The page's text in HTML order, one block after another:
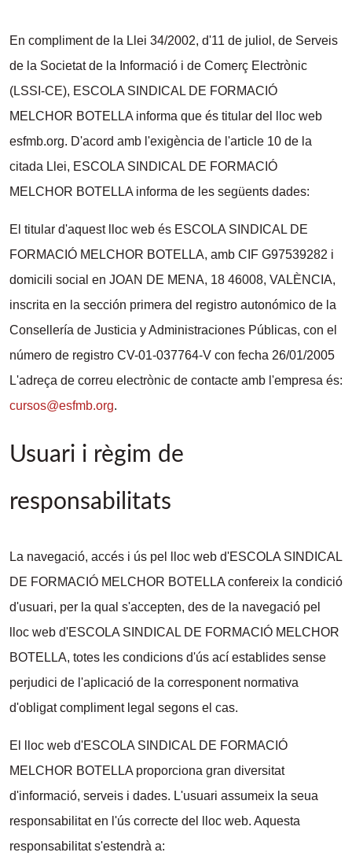
En compliment de la Llei 34/2002, d'11 de juliol, de Serveis
de la Societat de la Informació i de Comerç Electrònic
(LSSI-CE), ESCOLA SINDICAL DE FORMACIÓ
MELCHOR BOTELLA informa que és titular del lloc web
esfmb.org. D'acord amb l'exigència de l'article 10 de la
citada Llei, ESCOLA SINDICAL DE FORMACIÓ
MELCHOR BOTELLA informa de les següents dades:
El titular d'aquest lloc web és ESCOLA SINDICAL DE
FORMACIÓ MELCHOR BOTELLA, amb CIF G97539282 i
domicili social en JOAN DE MENA, 18 46008, VALÈNCIA,
inscrita en la sección primera del registro autonómico de la
Consellería de Justicia y Administraciones Públicas, con el
número de registro CV-01-037764-V con fecha 26/01/2005
L'adreça de correu electrònic de contacte amb l'empresa és:
cursos@esfmb.org.
Usuari i règim de
responsabilitats
La navegació, accés i ús pel lloc web d'ESCOLA SINDICAL
DE FORMACIÓ MELCHOR BOTELLA confereix la condició
d'usuari, per la qual s'accepten, des de la navegació pel
lloc web d'ESCOLA SINDICAL DE FORMACIÓ MELCHOR
BOTELLA, totes les condicions d'ús ací establides sense
perjudici de l'aplicació de la corresponent normativa
d'obligat compliment legal segons el cas.
El lloc web d'ESCOLA SINDICAL DE FORMACIÓ
MELCHOR BOTELLA proporciona gran diversitat
d'informació, serveis i dades. L'usuari assumeix la seua
responsabilitat en l'ús correcte del lloc web. Aquesta
responsabilitat s'estendrà a: